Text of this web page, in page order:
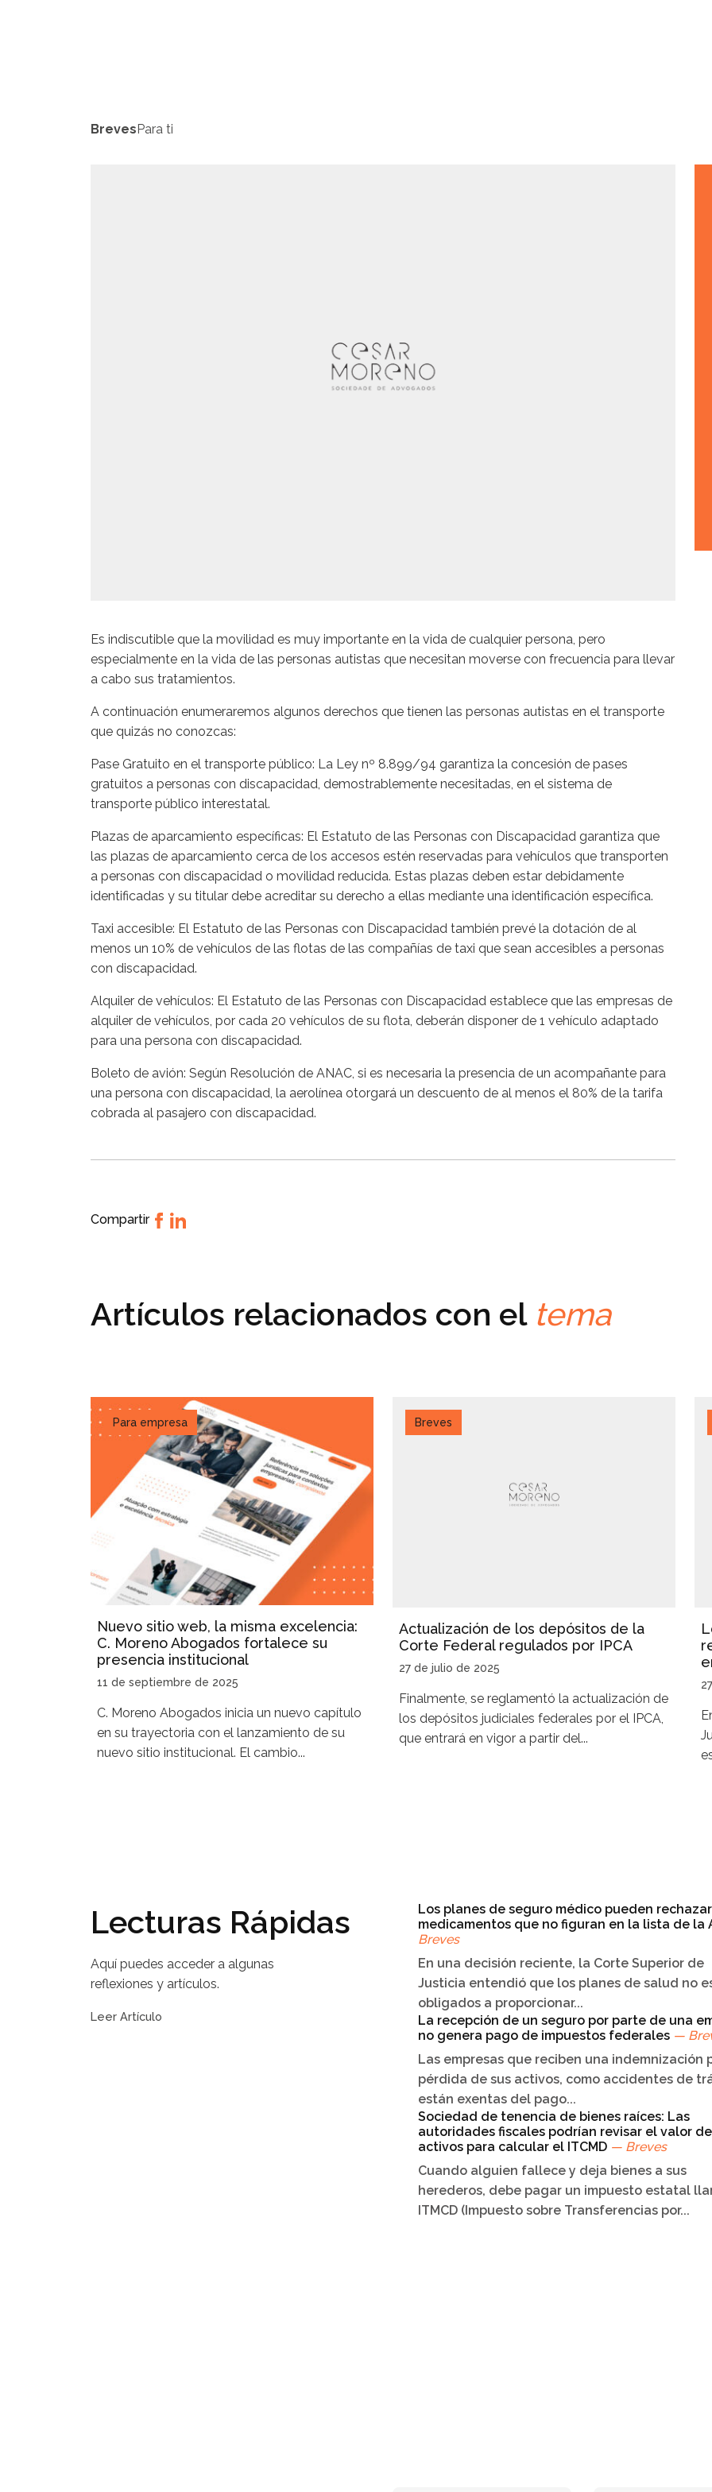
BrevesPara ti
Es indiscutible que la movilidad es muy importante en la vida de cualquier persona, pero
especialmente en la vida de las personas autistas que necesitan moverse con frecuencia para llevar
a cabo sus tratamientos.
A continuación enumeraremos algunos derechos que tienen las personas autistas en el transporte
que quizás no conozcas:
Pase Gratuito en el transporte público: La Ley nº 8.899/94 garantiza la concesión de pases
gratuitos a personas con discapacidad, demostrablemente necesitadas, en el sistema de
transporte público interestatal.
Plazas de aparcamiento específicas: El Estatuto de las Personas con Discapacidad garantiza que
las plazas de aparcamiento cerca de los accesos estén reservadas para vehículos que transporten
a personas con discapacidad o movilidad reducida. Estas plazas deben estar debidamente
identificadas y su titular debe acreditar su derecho a ellas mediante una identificación específica.
Taxi accesible: El Estatuto de las Personas con Discapacidad también prevé la dotación de al
menos un 10% de vehículos de las flotas de las compañías de taxi que sean accesibles a personas
con discapacidad.
Alquiler de vehículos: El Estatuto de las Personas con Discapacidad establece que las empresas de
alquiler de vehículos, por cada 20 vehículos de su flota, deberán disponer de 1 vehículo adaptado
para una persona con discapacidad.
Boleto de avión: Según Resolución de ANAC, si es necesaria la presencia de un acompañante para
una persona con discapacidad, la aerolínea otorgará un descuento de al menos el 80% de la tarifa
cobrada al pasajero con discapacidad.
Compartir
Artículos relacionados con el tema
Para empresa
Nuevo sitio web, la misma excelencia:
C. Moreno Abogados fortalece su
presencia institucional
11 de septiembre de 2025
C. Moreno Abogados inicia un nuevo capítulo
en su trayectoria con el lanzamiento de su
nuevo sitio institucional. El cambio...
Breves
Actualización de los depósitos de la
Corte Federal regulados por IPCA
27 de julio de 2025
Finalmente, se reglamentó la actualización de
los depósitos judiciales federales por el IPCA,
que entrará en vigor a partir del...
Lecturas Rápidas
Aquí puedes acceder a algunas
reflexiones y artículos.
Leer Artículo
Los planes de seguro médico pueden rechazar
medicamentos que no figuran en la lista de la
Breves
En una decisión reciente, la Corte Superior de
Justicia entendió que los planes de salud no
obligados a proporcionar...
La recepción de un seguro por parte de una
no genera pago de impuestos federales —
Las empresas que reciben una indemnización
pérdida de sus activos, como accidentes de
están exentas del pago...
Sociedad de tenencia de bienes raíces: Las
autoridades fiscales podrían revisar el valor
activos para calcular el ITCMD — Breves
Cuando alguien fallece y deja bienes a sus
herederos, debe pagar un impuesto estatal
ITMCD (Impuesto sobre Transferencias por...